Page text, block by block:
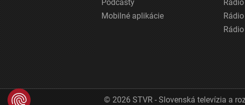
Podcasty
Mobilné aplikácie
Rádio
© 2026 STVR - Slovenská televízia a